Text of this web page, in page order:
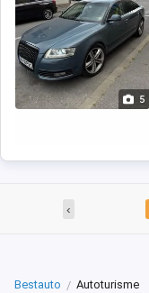
5
‹
Bestauto Autoturisme